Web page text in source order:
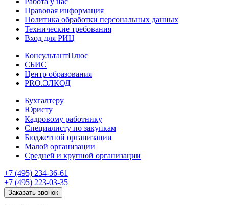
Правовая информация
Политика обработки персональных данных
Технические требования
Вход для РИЦ
КонсультантПлюс
СБИС
Центр образования
PRO.ЭЛКОД
Бухгалтеру
Юристу
Кадровому работнику
Специалисту по закупкам
Бюджетной организации
Малой организации
Средней и крупной организации
+7 (495) 234-36-61
+7 (495) 223-03-35
Заказать звонок